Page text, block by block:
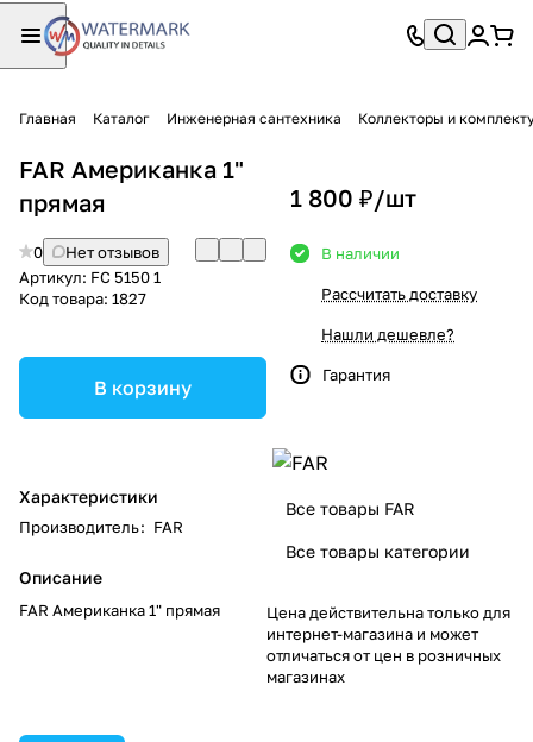
Главная Каталог Инженерная сантехника Коллекторы и
FAR Американка 1"
прямая
0
Нет отзывов
Артикул: FC 5150 1
Код товара: 1827
В корзину
Характеристики
Производитель: FAR
Описание
FAR Американка 1" прямая
1 800 ₽/шт
В наличии
Рассчитать доставку
Нашли дешевле?
Гарантия
Все товары FAR
Все товары категории
Цена действительна только для
интернет-магазина и может
отличаться от цен в розничных
магазинах